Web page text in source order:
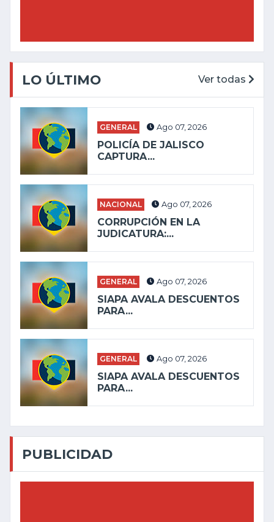
LO ÚLTIMO Ver todas
GENERAL Ago 07, 2026
POLICÍA DE JALISCO
CAPTURA...
NACIONAL Ago 07, 2026
CORRUPCIÓN EN LA
JUDICATURA:...
GENERAL Ago 07, 2026
SIAPA AVALA DESCUENTOS
PARA...
GENERAL Ago 07, 2026
SIAPA AVALA DESCUENTOS
PARA...
PUBLICIDAD